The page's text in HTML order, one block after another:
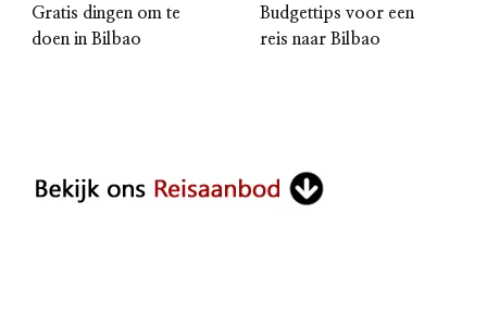
Gratis dingen om te
doen in Bilbao
Budgettips voor een
reis naar Bilbao